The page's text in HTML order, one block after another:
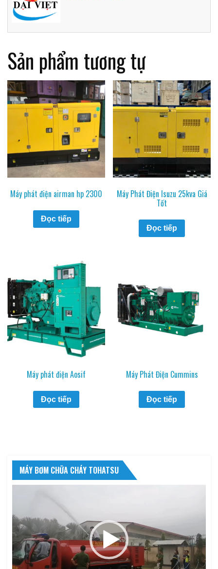
Sản phẩm tương tự
Máy phát điện airman hp 2300
Đọc tiếp
Máy Phát Điện Isuzu 25kva Giá
Tốt
Đọc tiếp
Máy phát điện Aosif
Đọc tiếp
Máy Phát Điện Cummins
Đọc tiếp
MÁY BƠM CHỮA CHÁY TOHATSU
Video